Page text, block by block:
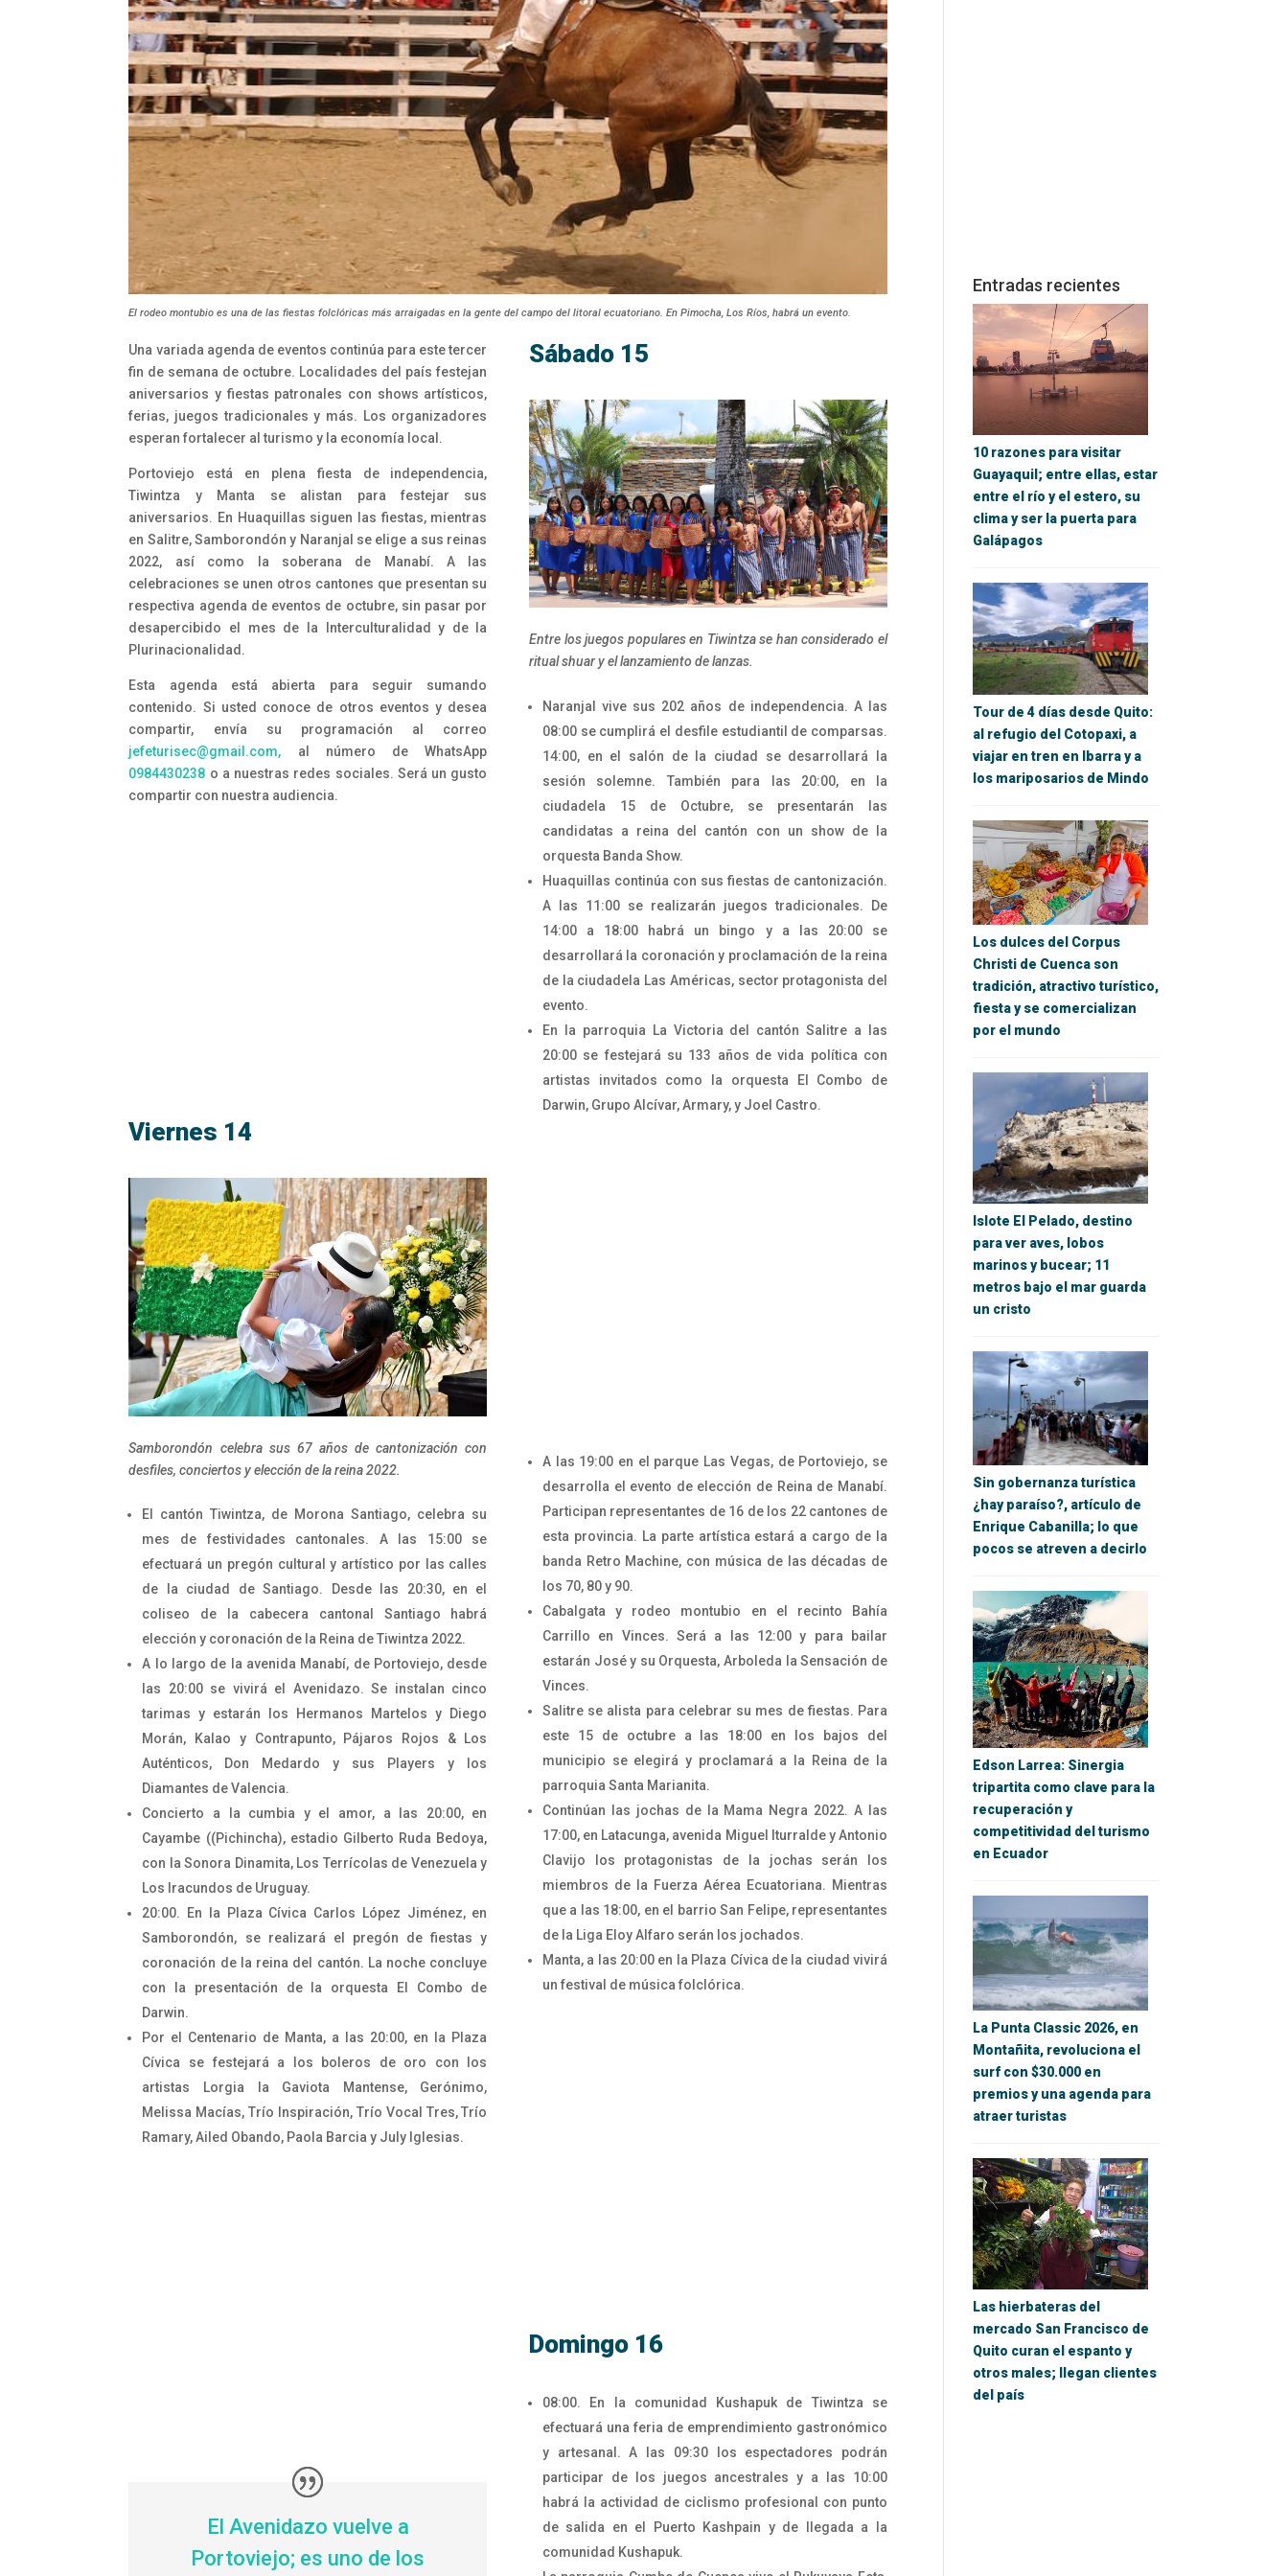
El rodeo montubio es una de las fiestas folclóricas más arraigadas en la gente del campo del litoral ecuatoriano. En Pimocha, Los Ríos, habrá un evento.
Una variada agenda de eventos continúa para este tercer
fin de semana de octubre. Localidades del país festejan
aniversarios y fiestas patronales con shows artísticos,
ferias, juegos tradicionales y más. Los organizadores
esperan fortalecer al turismo y la economía local.
Portoviejo está en plena fiesta de independencia,
Tiwintza y Manta se alistan para festejar sus
aniversarios. En Huaquillas siguen las fiestas, mientras
en Salitre, Samborondón y Naranjal se elige a sus reinas
2022, así como la soberana de Manabí. A las
celebraciones se unen otros cantones que presentan su
respectiva agenda de eventos de octubre, sin pasar por
desapercibido el mes de la Interculturalidad y de la
Plurinacionalidad.
Esta agenda está abierta para seguir sumando
contenido. Si usted conoce de otros eventos y desea
compartir, envía su programación al correo
jefeturisec@gmail.com, al número de WhatsApp
0984430238 o a nuestras redes sociales. Será un gusto
compartir con nuestra audiencia.
Viernes 14
Samborondón celebra sus 67 años de cantonización con
desfiles, conciertos y elección de la reina 2022.
El cantón Tiwintza, de Morona Santiago, celebra su
mes de festividades cantonales. A las 15:00 se
efectuará un pregón cultural y artístico por las calles
de la ciudad de Santiago. Desde las 20:30, en el
coliseo de la cabecera cantonal Santiago habrá
elección y coronación de la Reina de Tiwintza 2022.
A lo largo de la avenida Manabí, de Portoviejo, desde
las 20:00 se vivirá el Avenidazo. Se instalan cinco
tarimas y estarán los Hermanos Martelos y Diego
Morán, Kalao y Contrapunto, Pájaros Rojos & Los
Auténticos, Don Medardo y sus Players y los
Diamantes de Valencia.
Concierto a la cumbia y el amor, a las 20:00, en
Cayambe ((Pichincha), estadio Gilberto Ruda Bedoya,
con la Sonora Dinamita, Los Terrícolas de Venezuela y
Los Iracundos de Uruguay.
20:00. En la Plaza Cívica Carlos López Jiménez, en
Samborondón, se realizará el pregón de fiestas y
coronación de la reina del cantón. La noche concluye
con la presentación de la orquesta El Combo de
Darwin.
Por el Centenario de Manta, a las 20:00, en la Plaza
Cívica se festejará a los boleros de oro con los
artistas Lorgia la Gaviota Mantense, Gerónimo,
Melissa Macías, Trío Inspiración, Trío Vocal Tres, Trío
Ramary, Ailed Obando, Paola Barcia y July Iglesias.
El Avenidazo vuelve a
Portoviejo; es uno de los
Sábado 15
Entre los juegos populares en Tiwintza se han considerado el
ritual shuar y el lanzamiento de lanzas.
Naranjal vive sus 202 años de independencia. A las
08:00 se cumplirá el desfile estudiantil de comparsas.
14:00, en el salón de la ciudad se desarrollará la
sesión solemne. También para las 20:00, en la
ciudadela 15 de Octubre, se presentarán las
candidatas a reina del cantón con un show de la
orquesta Banda Show.
Huaquillas continúa con sus fiestas de cantonización.
A las 11:00 se realizarán juegos tradicionales. De
14:00 a 18:00 habrá un bingo y a las 20:00 se
desarrollará la coronación y proclamación de la reina
de la ciudadela Las Américas, sector protagonista del
evento.
En la parroquia La Victoria del cantón Salitre a las
20:00 se festejará su 133 años de vida política con
artistas invitados como la orquesta El Combo de
Darwin, Grupo Alcívar, Armary, y Joel Castro.
A las 19:00 en el parque Las Vegas, de Portoviejo, se
desarrolla el evento de elección de Reina de Manabí.
Participan representantes de 16 de los 22 cantones de
esta provincia. La parte artística estará a cargo de la
banda Retro Machine, con música de las décadas de
los 70, 80 y 90.
Cabalgata y rodeo montubio en el recinto Bahía
Carrillo en Vinces. Será a las 12:00 y para bailar
estarán José y su Orquesta, Arboleda la Sensación de
Vinces.
Salitre se alista para celebrar su mes de fiestas. Para
este 15 de octubre a las 18:00 en los bajos del
municipio se elegirá y proclamará a la Reina de la
parroquia Santa Marianita.
Continúan las jochas de la Mama Negra 2022. A las
17:00, en Latacunga, avenida Miguel Iturralde y Antonio
Clavijo los protagonistas de la jochas serán los
miembros de la Fuerza Aérea Ecuatoriana. Mientras
que a las 18:00, en el barrio San Felipe, representantes
de la Liga Eloy Alfaro serán los jochados.
Manta, a las 20:00 en la Plaza Cívica de la ciudad vivirá
un festival de música folclórica.
Domingo 16
08:00. En la comunidad Kushapuk de Tiwintza se
efectuará una feria de emprendimiento gastronómico
y artesanal. A las 09:30 los espectadores podrán
participar de los juegos ancestrales y a las 10:00
habrá la actividad de ciclismo profesional con punto
de salida en el Puerto Kashpain y de llegada a la
comunidad Kushapuk.
Entradas recientes
10 razones para visitar
Guayaquil; entre ellas, estar
entre el río y el estero, su
clima y ser la puerta para
Galápagos
Tour de 4 días desde Quito:
al refugio del Cotopaxi, a
viajar en tren en Ibarra y a
los mariposarios de Mindo
Los dulces del Corpus
Christi de Cuenca son
tradición, atractivo turístico,
fiesta y se comercializan
por el mundo
Islote El Pelado, destino
para ver aves, lobos
marinos y bucear; 11
metros bajo el mar guarda
un cristo
Sin gobernanza turística
¿hay paraíso?, artículo de
Enrique Cabanilla; lo que
pocos se atreven a decirlo
Edson Larrea: Sinergia
tripartita como clave para la
recuperación y
competitividad del turismo
en Ecuador
La Punta Classic 2026, en
Montañita, revoluciona el
surf con $30.000 en
premios y una agenda para
atraer turistas
Las hierbateras del
mercado San Francisco de
Quito curan el espanto y
otros males; llegan clientes
del país